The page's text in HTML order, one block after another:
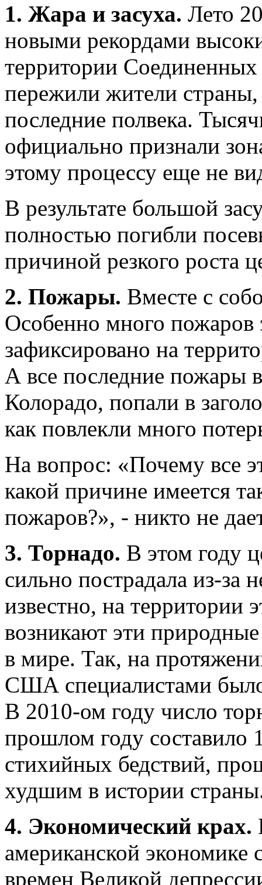
1. Жара и засуха. Лето
новыми рекордами
территории
пережили жители страны,
последние полвека.
официально признали
этому процессу еще не
В результате большой
полностью погибли
причиной резкого роста
2. Пожары. Вместе с
Особенно много пожаров
зафиксировано на
А все последние пожары
Колорадо, попали в
как повлекли много
На вопрос: «Почему все
какой причине имеется
пожаров?», - никто не
3. Торнадо. В этом году
сильно пострадала из-за
известно, на территории
возникают эти
в мире. Так, на
США специалистами
В 2010-ом году число
прошлом году составило
стихийных бедствий,
худшим в истории
4. Экономический крах.
американской
времен Великой